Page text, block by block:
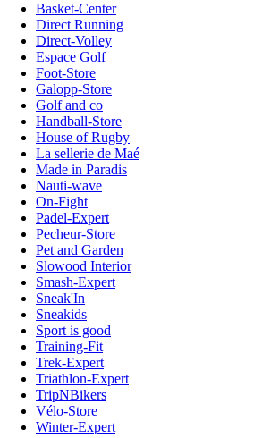
Basket-Center
Direct Running
Direct-Volley
Espace Golf
Foot-Store
Galopp-Store
Golf and co
Handball-Store
House of Rugby
La sellerie de Maé
Made in Paradis
Nauti-wave
On-Fight
Padel-Expert
Pecheur-Store
Pet and Garden
Slowood Interior
Smash-Expert
Sneak'In
Sneakids
Sport is good
Training-Fit
Trek-Expert
Triathlon-Expert
TripNBikers
Vélo-Store
Winter-Expert